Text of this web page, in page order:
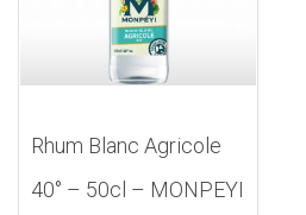
Rhum Blanc Agricole
40° – 50cl – MONPEYI